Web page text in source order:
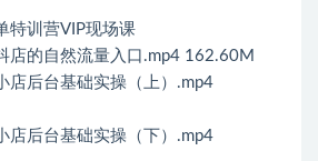
特训营VIP现场课
店的自然流量入口.mp4 162.60M
店后台基础实操（上）.mp4
店后台基础实操（下）.mp4